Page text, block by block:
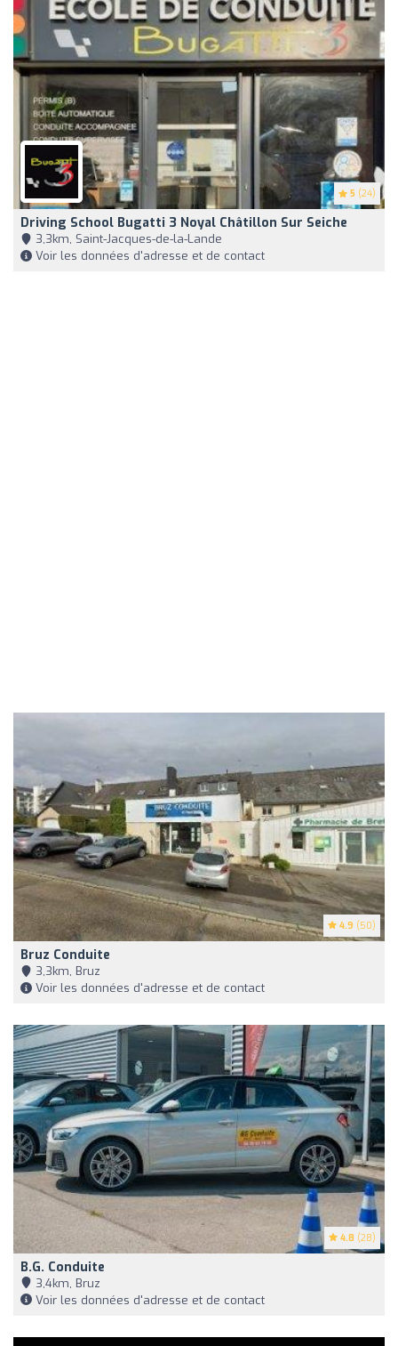
5 (24)
Driving School Bugatti 3 Noyal Châtillon Sur Seiche
3,3km, Saint-Jacques-de-la-Lande
Voir les données d'adresse et de contact
4.9 (50)
Bruz Conduite
3,3km, Bruz
Voir les données d'adresse et de contact
4.8 (28)
B.g. Conduite
3,4km, Bruz
Voir les données d'adresse et de contact